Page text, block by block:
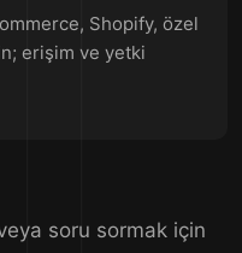
Shopify, özel
erişim ve yetki
soru sormak için